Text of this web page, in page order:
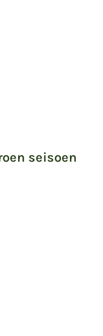
seisoen